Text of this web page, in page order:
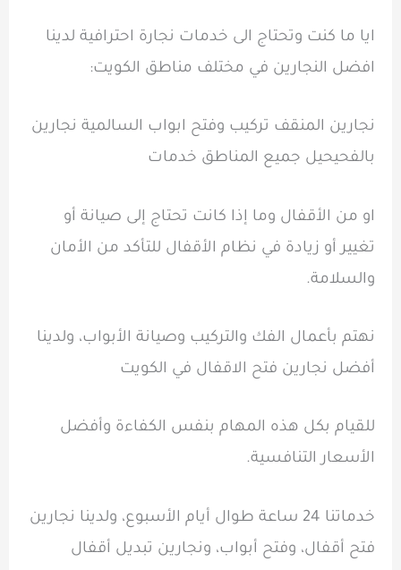
ايا ما كنت وتحتاج الى خدمات نجارة احترافية لدينا
افضل النجارين في مختلف مناطق الكويت:
نجارين المنقف تركيب وفتح ابواب السالمية نجارين
بالفحيحيل جميع المناطق خدمات
او من الأقفال وما إذا كانت تحتاج إلى صيانة أو
تغيير أو زيادة في نظام الأقفال للتأكد من الأمان
والسلامة.
نهتم بأعمال الفك والتركيب وصيانة الأبواب، ولدينا
أفضل نجارين فتح الاقفال في الكويت
للقيام بكل هذه المهام بنفس الكفاءة وأفضل
الأسعار التنافسية.
خدماتنا 24 ساعة طوال أيام الأسبوع، ولدينا نجارين
فتح أقفال، وفتح أبواب، ونجارين تبديل أقفال